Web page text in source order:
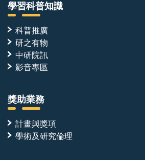
學習科普知識
科普推廣
研之有物
中研院訊
影音專區
獎助業務
計畫與獎項
學術及研究倫理